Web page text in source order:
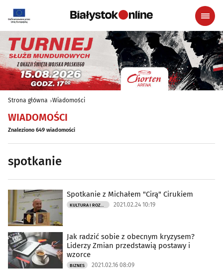
Strona główna Wiadomości
WIADOMOŚCI
Znaleziono 649 wiadomości
spotkanie
Spotkanie z Michałem "Cirą" Cirukiem
KULTURA I ROZRYWKA 2021.02.24 10:19
Jak radzić sobie z obecnym kryzysem?
Liderzy Zmian przedstawią postawy i
wzorce
BIZNES 2021.02.16 08:09